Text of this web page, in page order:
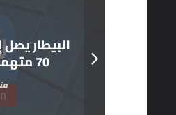
البيطار
70 متهماً في ملف المرفأ